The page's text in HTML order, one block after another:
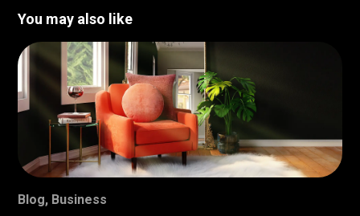
You may also like
Blog, Business